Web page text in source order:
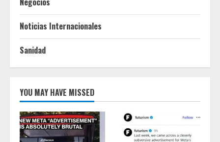
Noticias Internacionales
Sanidad
YOU MAY HAVE MISSED